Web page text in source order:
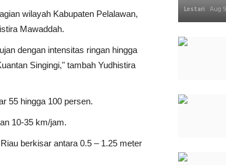
wilayah Kabupaten Pelalawan,
Mawaddah.
dengan intensitas ringan hingga
Singingi," tambah Yudhistira
55 hingga 100 persen.
10-35 km/jam.
berkisar antara 0.5 – 1.25 meter
Lestari Aug